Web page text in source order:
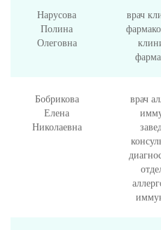
Нарусова
Полина
Олеговна
врач
Бобрикова
Елена
Николаевна
врач